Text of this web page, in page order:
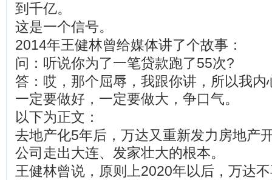
到千亿。
这是一个信号。
2014年王健林曾给媒体讲了个故事：
问：听说你为了一笔贷款跑了55次?
答：哎，那个屈辱，我跟你讲，所以我
一定要做好，一定要做大，争口气。
以下为正文：
去地产化5年后，万达又重新发力房地产
公司走出大连、发家壮大的根本。
王健林曾说，原则上2020年以后，万达